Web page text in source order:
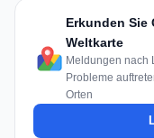
Erkunden Sie
Weltkarte
Meldungen nach
Probleme
Orten